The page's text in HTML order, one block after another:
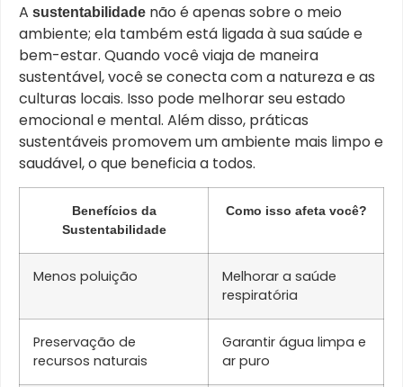
A sustentabilidade não é apenas sobre o meio
ambiente; ela também está ligada à sua saúde e
bem-estar. Quando você viaja de maneira
sustentável, você se conecta com a natureza e as
culturas locais. Isso pode melhorar seu estado
emocional e mental. Além disso, práticas
sustentáveis promovem um ambiente mais limpo e
saudável, o que beneficia a todos.
Benefícios da
Sustentabilidade
Como isso afeta você?
Menos poluição
Melhorar a saúde
respiratória
Preservação de
recursos naturais
Garantir água limpa e
ar puro